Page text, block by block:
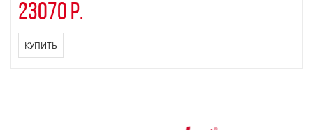
23070 р.
КУПИТЬ